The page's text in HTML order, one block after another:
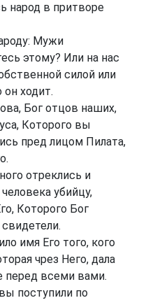
народ в притворе
Мужи
этому? Или на нас
силой или
он ходит.
Бог отцов наших,
Которого вы
пред лицом Пилата,
отреклись и
убийцу,
Которого Бог
имя Его того, кого
чрез Него, дала
перед всеми вами.
поступили по